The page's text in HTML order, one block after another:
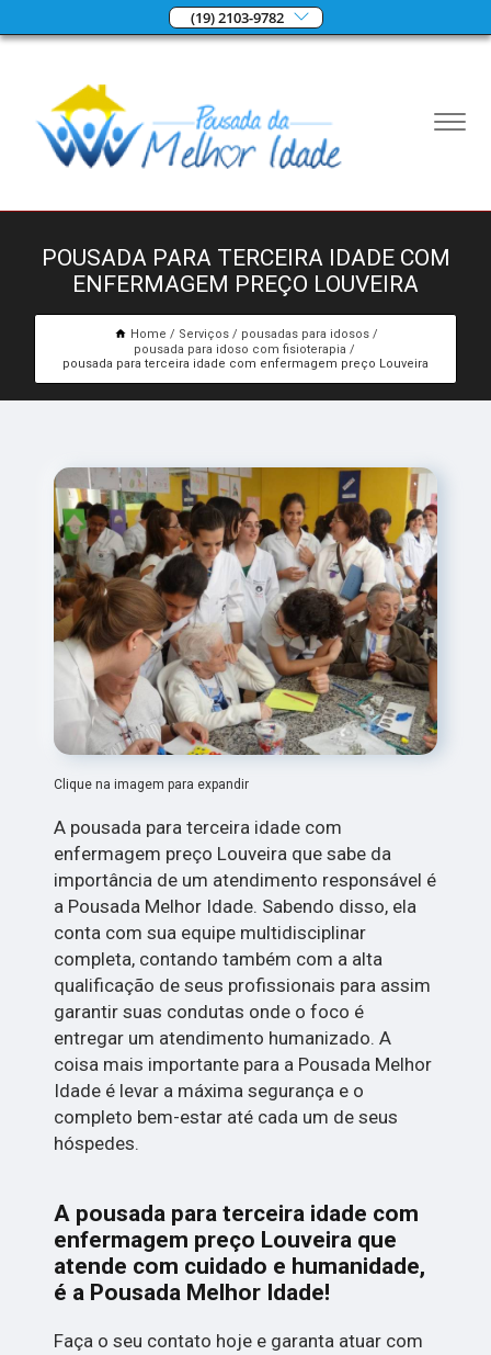
(19) 2103-9782
POUSADA PARA TERCEIRA IDADE COM
ENFERMAGEM PREÇO LOUVEIRA
Home Serviços
pousadas para idosos
pousada para idoso com fisioterapia
pousada para terceira idade com enfermagem preço Louveira
Clique na imagem para expandir
A pousada para terceira idade com
enfermagem preço Louveira que sabe da
importância de um atendimento responsável é
a Pousada Melhor Idade. Sabendo disso, ela
conta com sua equipe multidisciplinar
completa, contando também com a alta
qualificação de seus profissionais para assim
garantir suas condutas onde o foco é
entregar um atendimento humanizado. A
coisa mais importante para a Pousada Melhor
Idade é levar a máxima segurança e o
completo bem-estar até cada um de seus
hóspedes.
A pousada para terceira idade com
enfermagem preço Louveira que
atende com cuidado e humanidade,
é a Pousada Melhor Idade!
Faça o seu contato hoje e garanta atuar com